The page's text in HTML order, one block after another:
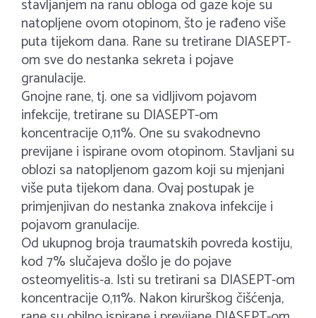
stavljanjem na ranu obloga od gaze koje su
natopljene ovom otopinom, što je rađeno više
puta tijekom dana. Rane su tretirane DIASEPT-
om sve do nestanka sekreta i pojave
granulacije.
Gnojne rane, tj. one sa vidljivom pojavom
infekcije, tretirane su DIASEPT-om
koncentracije 0,11%. One su svakodnevno
previjane i ispirane ovom otopinom. Stavljani su
oblozi sa natopljenom gazom koji su mjenjani
više puta tijekom dana. Ovaj postupak je
primjenjivan do nestanka znakova infekcije i
pojavom granulacije.
Od ukupnog broja traumatskih povreda kostiju,
kod 7% slučajeva došlo je do pojave
osteomyelitis-a. Isti su tretirani sa DIASEPT-om
koncentracije 0,11%. Nakon kirurškog čišćenja,